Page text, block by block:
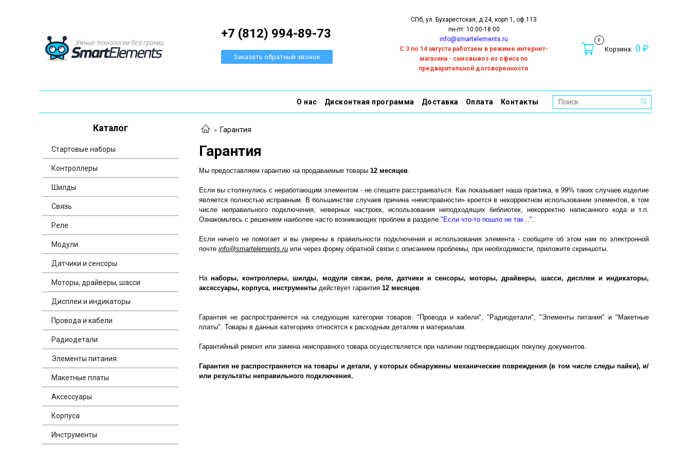
+7 (812) 994-89-73
Заказать обратный звонок
СПб, ул. Бухарестская, д.24, корп.1, оф.113
пн-пт: 10:00-18:00
info@smartelements.ru
С 3 по 14 августа работаем в режиме интернет-
магазина - самовывоз из офиса по
предварительной договоренности
0
Корзина: 0 ₽
О нас Дисконтная программа Доставка Оплата Контакты
Гарантия
Гарантия
Мы предоставляем гарантию на продаваемые товары 12 месяцев.
Если вы столкнулись с неработающим элементом - не спешите расстраиваться. Как показывает наша практика, в 99% таких случаев изделие
является полностью исправным. В большинстве случаев причина «неисправности» кроется в некорректном использовании элементов, в том
числе неправильного подключения, неверных настроек, использования неподходящих библиотек, некорректно написанного кода и т.п.
Ознакомьтесь с решением наиболее часто возникающих проблем в разделе "Если что-то пошло не так...".
Если ничего не помогает и вы уверены в правильности подключения и использования элемента - сообщите об этом нам по электронной
почте info@smartelements.ru или через форму обратной связи с описанием проблемы, при необходимости, приложите скриншоты.
Нанаборы, контроллеры, шилды, модули связи, реле, датчики и сенсоры, моторы, драйверы, шасси, дисплеи и индикаторы,
аксессуары, корпуса, инструменты действует гарантия 12 месяцев.
Гарантия не распространяется на следующие категории товаров: "Провода и кабели", "Радиодетали", "Элементы питания" и "Макетные
платы". Товары в данных категориях относятся к расходным деталям и материалам.
Гарантийный ремонт или замена неисправного товара осуществляется при наличии подтверждающих покупку документов.
Гарантия не распространяется на товары и детали, у которых обнаружены механические повреждения (в том числе следы пайки), и/
или результаты неправильного подключения.
Каталог
Стартовые наборы
Контроллеры
Шилды
Связь
Реле
Модули
Датчики и сенсоры
Моторы, драйверы, шасси
Дисплеи и индикаторы
Провода и кабели
Радиодетали
Элементы питания
Макетные платы
Аксессуары
Корпуса
Инструменты